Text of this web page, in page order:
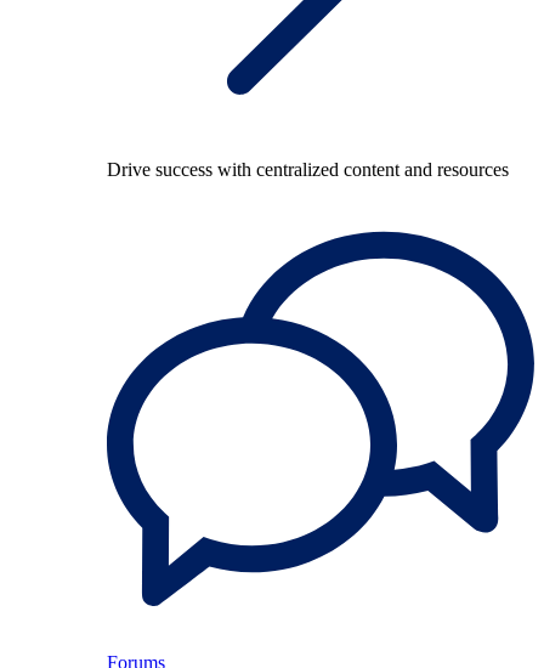
Drive success with centralized content and resources
Forums